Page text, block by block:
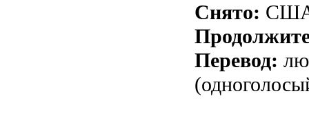
Снято:
Перевод: